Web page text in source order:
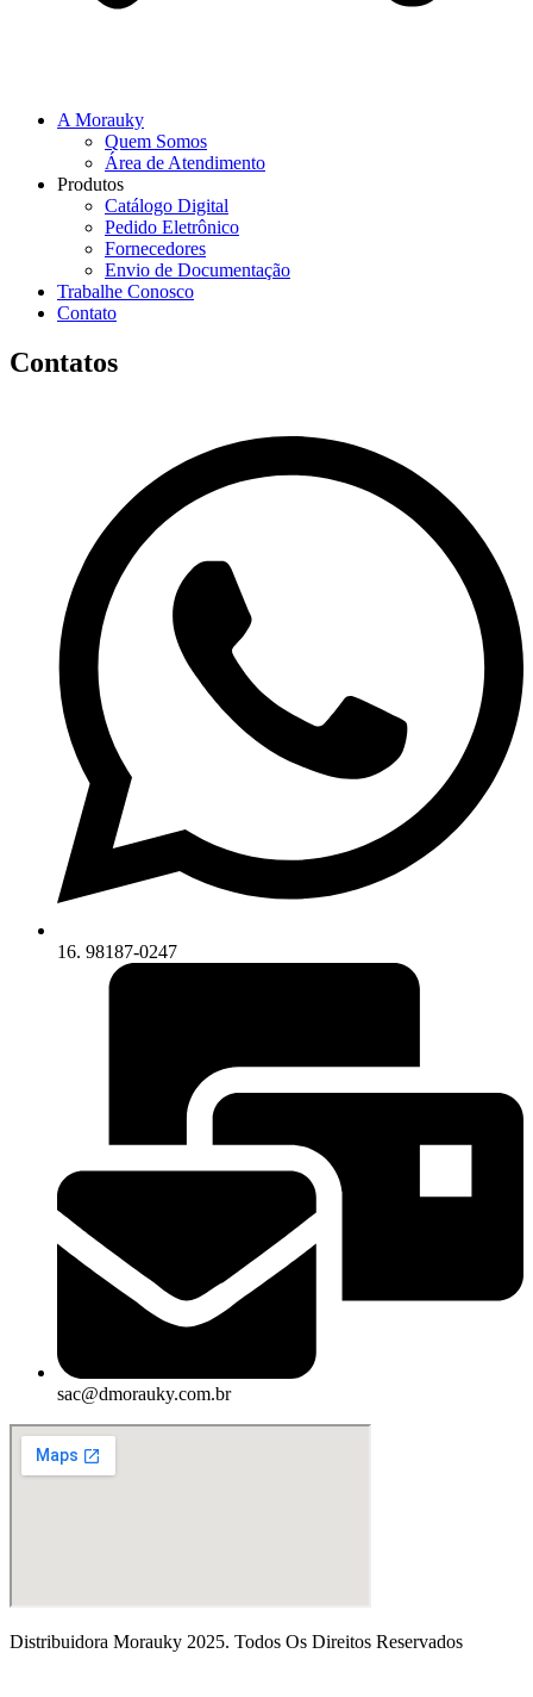
A Morauky
Quem Somos
Área de Atendimento
Produtos
Catálogo Digital
Pedido Eletrônico
Fornecedores
Envio de Documentação
Trabalhe Conosco
Contato
Contatos
16. 98187-0247
sac@dmorauky.com.br
Distribuidora Morauky 2025. Todos Os Direitos Reservados